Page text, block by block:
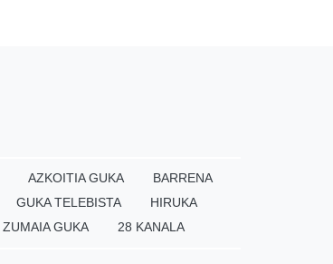
AZKOITIA GUKA
BARRENA
GUKA TELEBISTA
HIRUKA
ZUMAIA GUKA 28 KANALA